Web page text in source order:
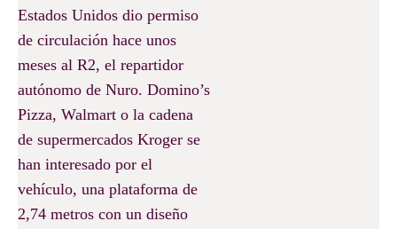
Estados Unidos dio permiso
de circulación hace unos
meses al R2, el repartidor
autónomo de Nuro. Domino’s
Pizza, Walmart o la cadena
de supermercados Kroger se
han interesado por el
vehículo, una plataforma de
2,74 metros con un diseño